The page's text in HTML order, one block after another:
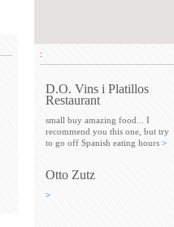
:
D.O. Vins i Platillos
Restaurant
small buy amazing food... I
recommend you this one, but try
to go off Spanish eating hours >
Otto Zutz
>